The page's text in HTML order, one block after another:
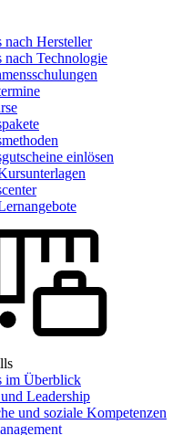
nach Hersteller
nach Technologie
einlösen
im Überblick
Leadership
und soziale Kompetenzen